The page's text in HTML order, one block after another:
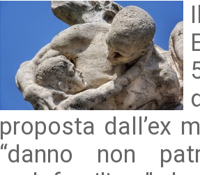
proposta dall’ex
“danno non